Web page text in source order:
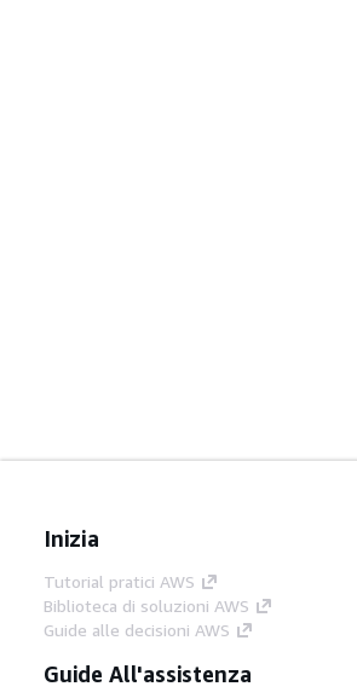
Inizia
Tutorial pratici AWS
Biblioteca di soluzioni AWS
Guide alle decisioni AWS
Guide All'assistenza